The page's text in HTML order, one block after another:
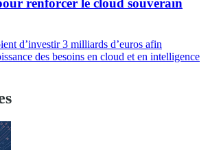
d’investir 3 milliards d’euros afin
des besoins en cloud et en intelligence